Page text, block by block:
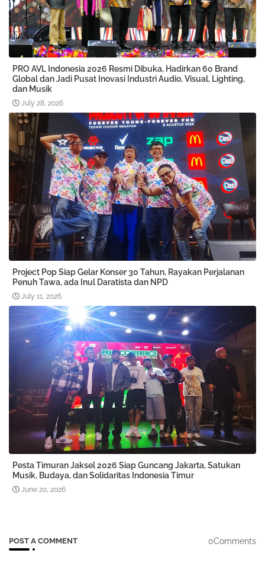
PRO AVL Indonesia 2026 Resmi Dibuka, Hadirkan 60 Brand
Global dan Jadi Pusat Inovasi Industri Audio, Visual, Lighting,
dan Musik
July 28, 2026
Project Pop Siap Gelar Konser 30 Tahun, Rayakan Perjalanan
Penuh Tawa, ada Inul Daratista dan NPD
July 11, 2026
Pesta Timuran Jaksel 2026 Siap Guncang Jakarta, Satukan
Musik, Budaya, dan Solidaritas Indonesia Timur
June 20, 2026
POST A COMMENT 0Comments